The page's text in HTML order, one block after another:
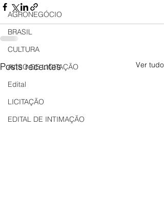
AGRONEGÓCIO
BRASIL
CULTURA
AVISO DE LICITAÇÃO
Edital
LICITAÇÃO
EDITAL DE INTIMAÇÃO
Posts recentes Ver tudo